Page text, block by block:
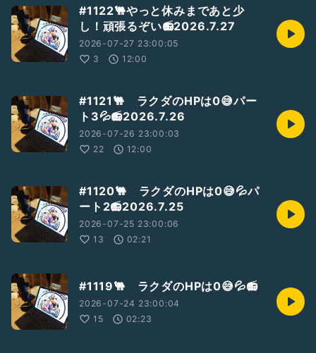
#1122🐫やっと休みまであと少
し！頑張るぞい📻2026.7.27
2026-07-27 23:00:05
3
12:00
#1121🐫 ラクダのHPは0😅パー
ト3💦📻2026.7.26
2026-07-26 23:00:03
22
12:00
#1120🐫 ラクダのHPは0😅💦パ
ート2📻2026.7.25
2026-07-25 23:00:06
13
02:21
#1119🐫 ラクダのHPは0😅💦📻
2026-07-24 23:00:04
15
02:23